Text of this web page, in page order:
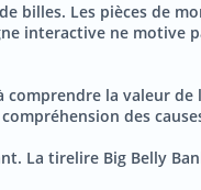
billes. Les pièces de
interactive ne motive
la valeur de
des
La tirelire Big Belly